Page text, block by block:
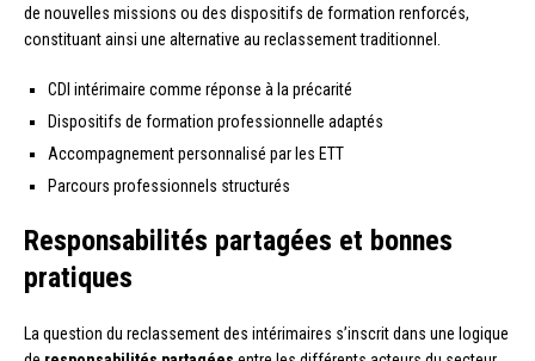
de nouvelles missions ou des dispositifs de formation renforcés,
constituant ainsi une alternative au reclassement traditionnel.
CDI intérimaire comme réponse à la précarité
Dispositifs de formation professionnelle adaptés
Accompagnement personnalisé par les ETT
Parcours professionnels structurés
Responsabilités partagées et bonnes
pratiques
La question du reclassement des intérimaires s’inscrit dans une logique